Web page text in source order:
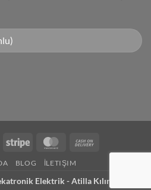
Stripe MasterCard
BLOG İLETIŞIM
Elektrik - Atilla Kılınç